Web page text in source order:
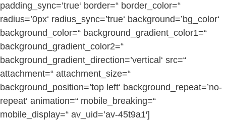
padding_sync=’true‘ border=“ border_color=“
radius=’0px‘ radius_sync=’true‘ background=’bg_color‘
background_color=“ background_gradient_color1=“
background_gradient_color2=“
background_gradient_direction=’vertical‘ src=“
attachment=“ attachment_size=“
background_position=’top left‘ background_repeat=’no-
repeat‘ animation=“ mobile_breaking=“
mobile_display=“ av_uid=’av-45t9a1′]